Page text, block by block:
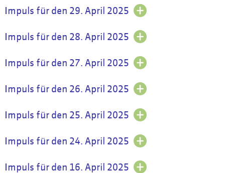
Impuls für den 29. April 2025
Impuls für den 28. April 2025
Impuls für den 27. April 2025
Impuls für den 26. April 2025
Impuls für den 25. April 2025
Impuls für den 24. April 2025
Impuls für den 16. April 2025